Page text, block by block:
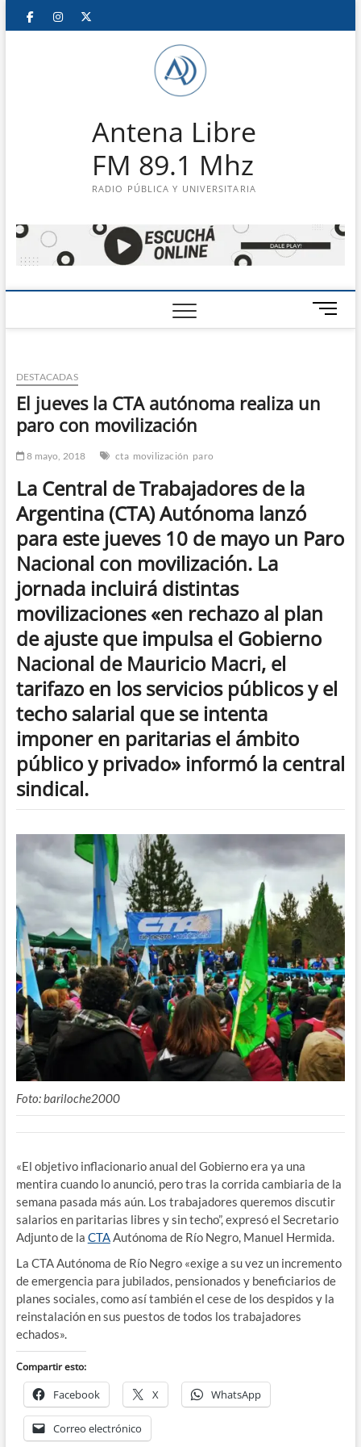
Saltar
FacebookInstagram
Antena Libre
FM 89.1 Mhz
RADIO PÚBLICA Y UNIVERSITARIA
B
o
e
DESTACADAS
El jueves la CTA autónoma realiza un
paro con movilización
8 mayo, 2018 cta movilización paro
La Central de Trabajadores de la
Argentina (CTA) Autónoma lanzó
para este jueves 10 de mayo un Paro
Nacional con movilización. La
jornada incluirá distintas
movilizaciones «en rechazo al plan
de ajuste que impulsa el Gobierno
Nacional de Mauricio Macri, el
tarifazo en los servicios públicos y el
techo salarial que se intenta
imponer en paritarias el ámbito
público y privado» informó la central
sindical.
Foto: bariloche2000
«El objetivo inflacionario anual del Gobierno era ya una
mentira cuando lo anunció, pero tras la corrida cambiaria de la
semana pasada más aún. Los trabajadores queremos discutir
salarios en paritarias libres y sin techo”, expresó el Secretario
Adjunto de la CTAAutónoma de Río Negro, Manuel Hermida.
La CTA Autónoma de Río Negro «exige a su vez un incremento
de emergencia para jubilados, pensionados y beneficiarios de
planes sociales, como así también el cese de los despidos y la
reinstalación en sus puestos de todos los trabajadores
echados».
Compartir esto:
Facebook X WhatsApp
Correo electrónico